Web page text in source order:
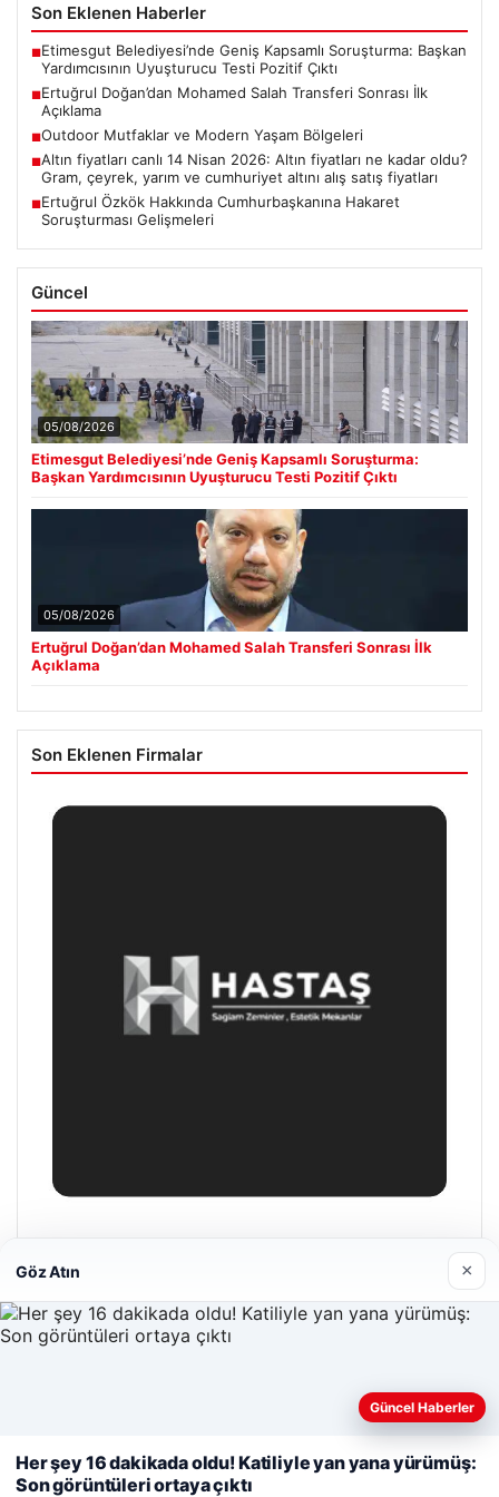
Son Eklenen Haberler
■Etimesgut Belediyesi’nde Geniş Kapsamlı Soruşturma: Başkan
Yardımcısının Uyuşturucu Testi Pozitif Çıktı
■Ertuğrul Doğan’dan Mohamed Salah Transferi Sonrası İlk
Açıklama
■Outdoor Mutfaklar ve Modern Yaşam Bölgeleri
■Altın fiyatları canlı 14 Nisan 2026: Altın fiyatları ne kadar oldu?
Gram, çeyrek, yarım ve cumhuriyet altını alış satış fiyatları
■Ertuğrul Özkök Hakkında Cumhurbaşkanına Hakaret
Soruşturması Gelişmeleri
Güncel
05/08/2026
Etimesgut Belediyesi’nde Geniş Kapsamlı Soruşturma:
Başkan Yardımcısının Uyuşturucu Testi Pozitif Çıktı
05/08/2026
Ertuğrul Doğan’dan Mohamed Salah Transferi Sonrası İlk
Açıklama
Son Eklenen Firmalar
26/05/2026
Web sitemizi nasıl kullandığınızı daha iyi anlayabilmek,
kullanıyoruz. Çerez Politikamız
Reddet Kabul Et
Göz Atın ×
Güncel Haberler
Her şey 16 dakikada oldu! Katiliyle yan yana yürümüş:
Son görüntüleri ortaya çıktı